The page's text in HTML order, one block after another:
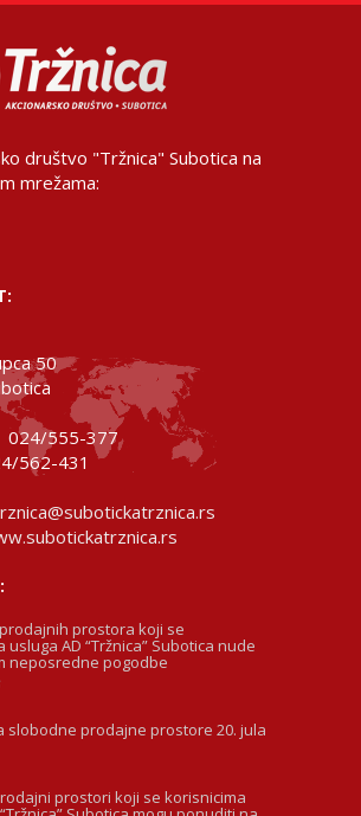
društvo "Tržnica" Subotica na
mrežama:
50
024/555-377
562-431
prostora koji se
usluga AD “Tržnica” Subotica nude
neposredne pogodbe
slobodne prodajne prostore 20. jula
prostori koji se korisnicima